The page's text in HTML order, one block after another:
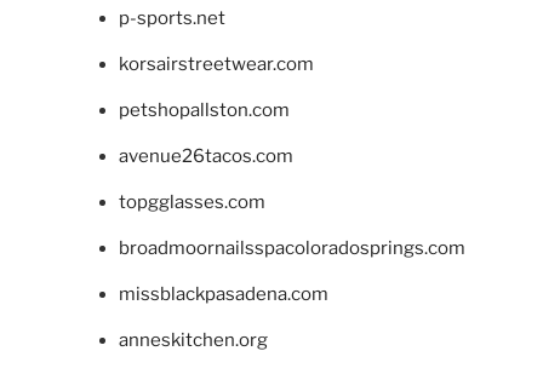
p-sports.net
korsairstreetwear.com
petshopallston.com
avenue26tacos.com
topgglasses.com
broadmoornailsspacoloradosprings.com
missblackpasadena.com
anneskitchen.org